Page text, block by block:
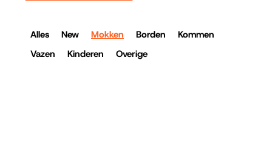
Alles New Mokken Borden
Kommen
Vazen
Kinderen Overige